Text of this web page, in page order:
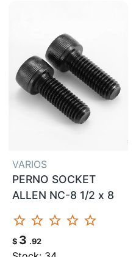
VARIOS
PERNO SOCKET
ALLEN NC-8 1/2 x 8
star_border star_border star_border star_border star_border
$ 3 .92